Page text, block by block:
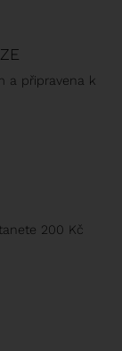
a připravena k
200 Kč